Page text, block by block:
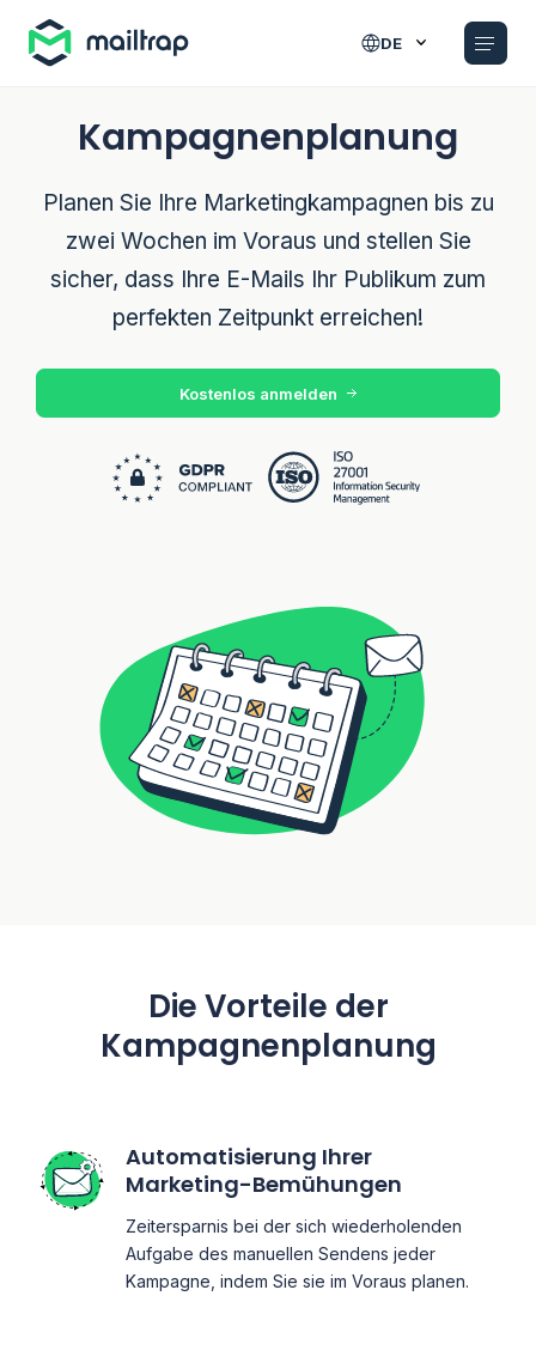
DE
Kampagnenplanung
Planen Sie Ihre Marketingkampagnen bis zu
zwei Wochen im Voraus und stellen Sie
sicher, dass Ihre E-Mails Ihr Publikum zum
perfekten Zeitpunkt erreichen!
Kostenlos anmelden
Die Vorteile der
Kampagnenplanung
Automatisierung Ihrer
Marketing-Bemühungen
Zeitersparnis bei der sich wiederholenden
Aufgabe des manuellen Sendens jeder
Kampagne, indem Sie sie im Voraus planen.